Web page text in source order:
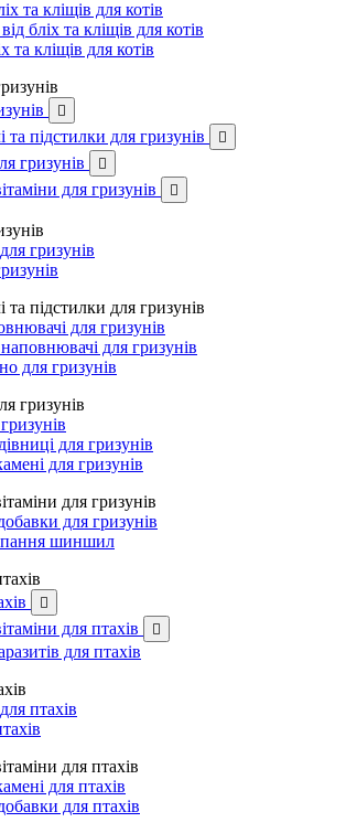
та кліщів для котів
бліх та кліщів для котів
та кліщів для котів

підстилки для гризунів 
гризунів 
для гризунів 
гризунів
підстилки для гризунів
для гризунів
для гризунів
для гризунів
гризунів
для гризунів
для гризунів
для гризунів
для гризунів
шиншил

для птахів 
для птахів
птахів
для птахів
для птахів
для птахів